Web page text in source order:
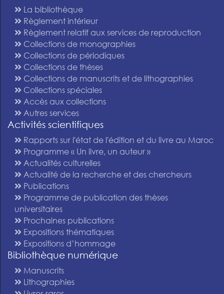
La bibliothèque
Règlement intérieur
Règlement relatif aux services de reproduction
Collections de monographies
Collections de périodiques
Collections de thèses
Collections de manuscrits et de lithographies
Collections spéciales
Accès aux collections
Autres services
Activités scientifiques
Rapports sur l'état de l'édition et du livre au Maroc
Programme « Un livre, un auteur »
Actualités culturelles
Actualité de la recherche et des chercheurs
Publications
Programme de publication des thèses
universitaires
Prochaines publications
Expositions thématiques
Expositions d’hommage
Bibliothèque numérique
Manuscrits
Lithographies